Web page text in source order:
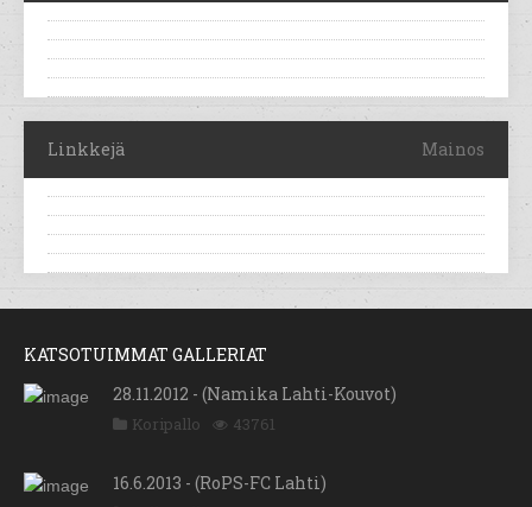
Linkkejä Mainos
KATSOTUIMMAT GALLERIAT
28.11.2012 - (Namika Lahti-Kouvot)
Koripallo 43761
16.6.2013 - (RoPS-FC Lahti)